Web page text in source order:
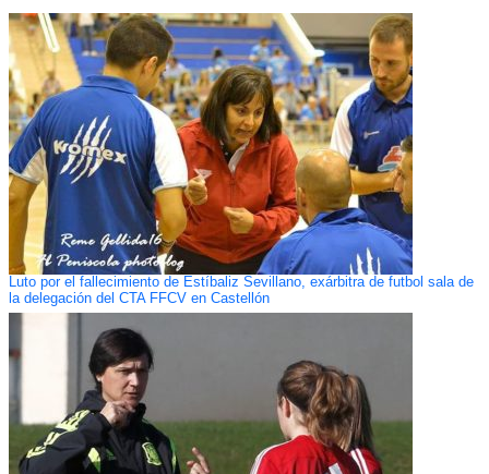
Luto por el fallecimiento de Estíbaliz Sevillano, exárbitra de futbol sala de
la delegación del CTA FFCV en Castellón